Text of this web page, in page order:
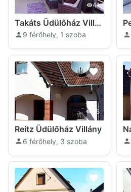
41
Takáts Üdülőház Villány
9 férőhely, 1 szoba
45
Reitz Üdülőház Villány
6 férőhely, 3 szoba